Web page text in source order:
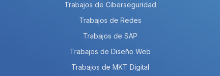
Trabajos de Ciberseguridad
Trabajos de Redes
Trabajos de SAP
Trabajos de Diseño Web
Trabajos de MKT Digital